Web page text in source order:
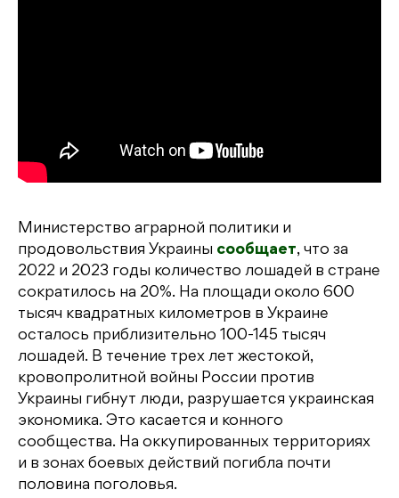
Министерство аграрной политики и
продовольствия Украины сообщает, что за
2022 и 2023 годы количество лошадей в стране
сократилось на 20%. На площади около 600
тысяч квадратных километров в Украине
осталось приблизительно 100-145 тысяч
лошадей. В течение трех лет жестокой,
кровопролитной войны России против
Украины гибнут люди, разрушается украинская
экономика. Это касается и конного
сообщества. На оккупированных территориях
и в зонах боевых действий погибла почти
половина поголовья.